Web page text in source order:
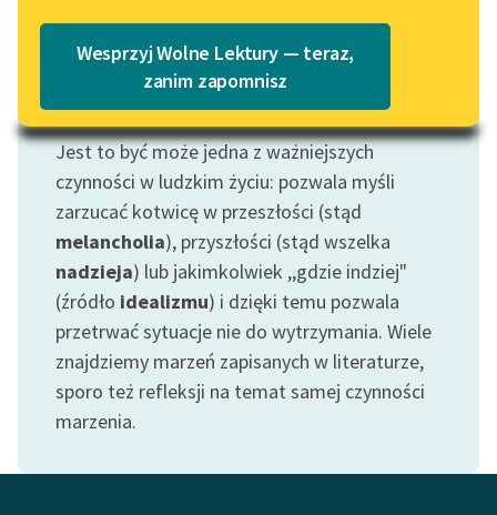
Lektury szkolne i klasyka
literatury do słuchania dla
uczennic i uczniów z
niepełnosprawnościami
E-kolekcja lektur
szkolnych i literatury do
słuchania dla uczennic i
uczniów z
niepełnosprawnościami
Feministyczne inspiracje.
Popularyzacja
Katalog w formacie PDF
Wesprzyj Wolne Lektury — teraz,
zanim zapomnisz
Motyw: Marzenie
Jest to być może jedna z ważniejszych
czynności w ludzkim życiu: pozwala myśli
zarzucać kotwicę w przeszłości (stąd
melancholia), przyszłości (stąd wszelka
nadzieja) lub jakimkolwiek ,,gdzie indziej"
(źródło idealizmu) i dzięki temu pozwala
przetrwać sytuacje nie do wytrzymania. Wiele
znajdziemy marzeń zapisanych w literaturze,
sporo też refleksji na temat samej czynności
marzenia.